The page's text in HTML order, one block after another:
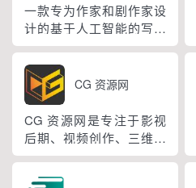
一款专为作家和剧作家设
计的基于人工智能的写作
软件。Squibler可用于写作
书籍、写作小说、写作剧
本和写作短篇小说。
CG 资源网
CG 资源网是专注于影视
后期、视频创作、三维设
计领域的综合资源分享平
台，汇聚海量高清视频素